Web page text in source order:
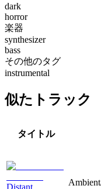
dark
horror
楽器
synthesizer
bass
その他のタグ
instrumental
似たトラック
タイトル
Distant